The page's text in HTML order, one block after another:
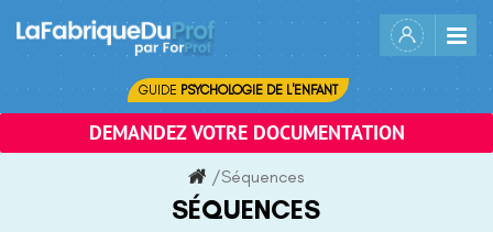
content
GUIDE PSYCHOLOGIE DE L'ENFANT
DEMANDEZ VOTRE DOCUMENTATION
/Séquences
SÉQUENCES